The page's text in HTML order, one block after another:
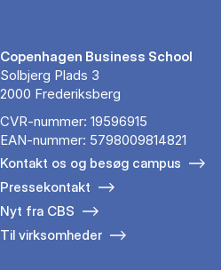
Copenhagen Business School
Solbjerg Plads 3
2000 Frederiksberg
CVR-nummer: 19596915
EAN-nummer: 5798009814821
Kontakt os og besøg campus
Pressekontakt
Nyt fra CBS
Til virksomheder